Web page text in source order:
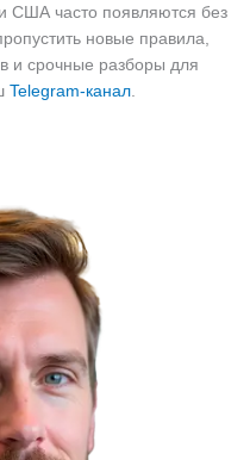
США часто появляются без
новые правила,
и срочные разборы для
Telegram-канал.